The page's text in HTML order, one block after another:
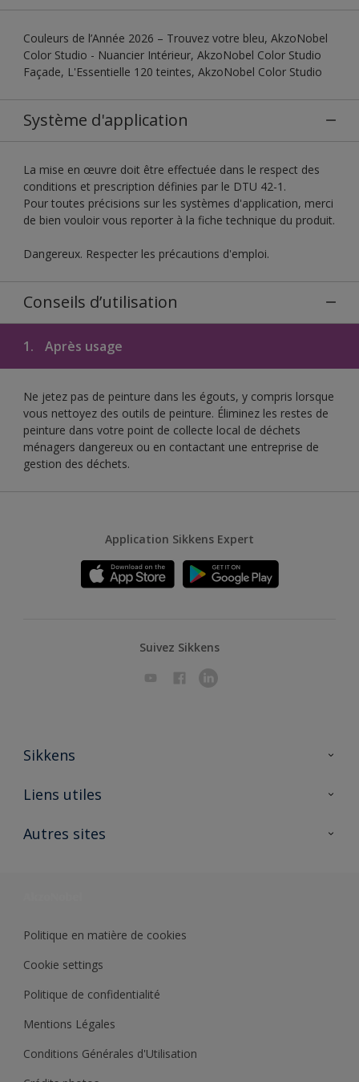
Couleurs de l’Année 2026 – Trouvez votre bleu, AkzoNobel
Color Studio - Nuancier Intérieur, AkzoNobel Color Studio
Façade, L'Essentielle 120 teintes, AkzoNobel Color Studio
Système d'application
La mise en œuvre doit être effectuée dans le respect des
conditions et prescription définies par le DTU 42-1.
Pour toutes précisions sur les systèmes d'application, merci
de bien vouloir vous reporter à la fiche technique du produit.
Dangereux. Respecter les précautions d'emploi.
Conseils d’utilisation
1. Après usage
Ne jetez pas de peinture dans les égouts, y compris lorsque
vous nettoyez des outils de peinture. Éliminez les restes de
peinture dans votre point de collecte local de déchets
ménagers dangereux ou en contactant une entreprise de
gestion des déchets.
Application Sikkens Expert
Suivez Sikkens
Sikkens
A propos de Sikkens
Liens utiles
Ouvrir un magasin PASS
Autres sites
Politique en matière de cookies
Cookie settings
Politique de confidentialité
Mentions Légales
Conditions Générales d'Utilisation